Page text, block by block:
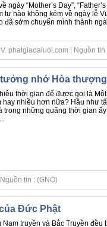
“Mother’s Day”,
tự hào không kém về ngày lễ
đã sớm chuyển mình thành
phatgiaoaluoi.com | Nguồn tin
nhớ Hòa
thời gian để được gọi là Một
hay nhiều hơn nữa? Hầu như
trong những quãng thời gian
tin : (GNO)
Đức Phật
truyền và Bắc Truyền